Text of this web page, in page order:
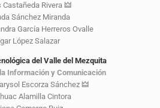
Castañeda Rivera 🜲
Sánchez Miranda
García Herreros Ovalle
López Salazar
del Valle del Mezquita
Información y Comunicación
Escorza Sánchez 🜲
Alamilla Cintora